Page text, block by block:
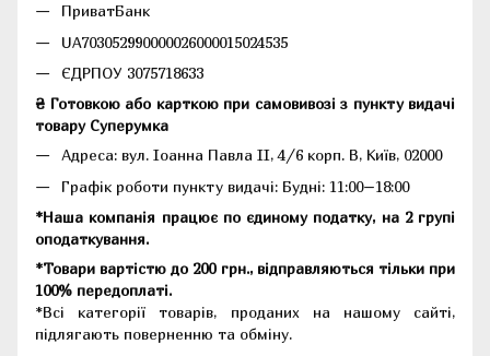
ПриватБанк
UA703052990000026000015024535
ЄДРПОУ 3075718633
₴ Готовкою або карткою при самовивозі з пункту видачі
товару Суперумка
Адреса: вул. Іоанна Павла II, 4/6 корп. В, Київ, 02000
Графік роботи пункту видачі: Будні: 11:00–18:00
*Наша компанія працює по єдиному податку, на 2 групі
оподаткування.
*Товари вартістю до 200 грн., відправляються тільки при
100% передоплаті.
*Всі категорії товарів, проданих на нашому сайті,
підлягають поверненню та обміну.